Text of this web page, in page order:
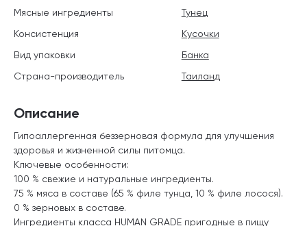
Описание
Гипоаллергенная беззерновая формула для улучшения
здоровья и жизненной силы питомца.
Ключевые особенности:
100 % свежие и натуральные ингредиенты.
75 % мяса в составе (65 % филе тунца, 10 % филе лосося).
0 % зерновых в составе.
Ингредиенты класса HUMAN GRADE пригодные в пищу
Мясные ингредиенты
Тунец
Консистенция
Кусочки
Вид упаковки
Банка
Страна-производитель
Таиланд